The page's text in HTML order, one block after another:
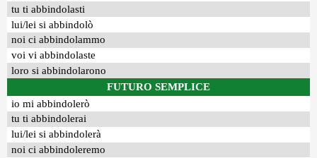
tu ti abbindolasti
lui/lei si abbindolò
noi ci abbindolammo
voi vi abbindolaste
loro si abbindolarono
FUTURO SEMPLICE
io mi abbindolerò
tu ti abbindolerai
lui/lei si abbindolerà
noi ci abbindoleremo